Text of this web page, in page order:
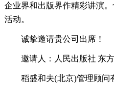
企业界和出版界作精彩讲演
活动。
诚挚邀请贵公司出席！
邀请人：人民出版社 东
稻盛和夫(北京)管理顾问